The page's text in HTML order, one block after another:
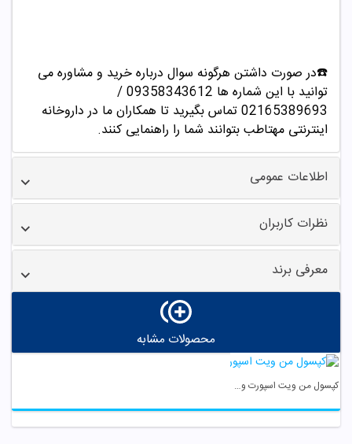
☎️در صورت داشتن هرگونه سوال درباره خرید و مشاوره می
توانید با این شماره ها 09358343612 /
02165389693تماس بگیرید تا همکاران ما در داروخانه
اینترنتی مهتاطب بتوانند شما را راهنمایی کنند.
اطلاعات عمومی
نظرات کاربران
معرفی برند
محصولات مشابه
کپسول من ویت اسپورت ویواتیون